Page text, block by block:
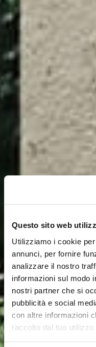
Questo sito web
Utilizziamo i cookie
annunci, per fornire
analizzare il nostro
informazioni sul modo
nostri partner che si
pubblicità e social
con altre informazioni
raccolto dal tuo